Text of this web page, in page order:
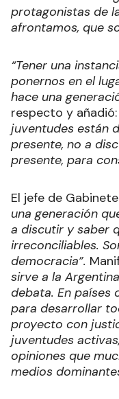
protagonistas de
afrontamos, que
“Tener una
ponernos en el
hace una
respecto y añadió:
juventudes están
presente, no a
presente, para
El jefe de
una generación
a discutir y saber
irreconciliables.
democracia”.
sirve a la
debata. En países
para desarrollar
proyecto con
juventudes
opiniones que
medios